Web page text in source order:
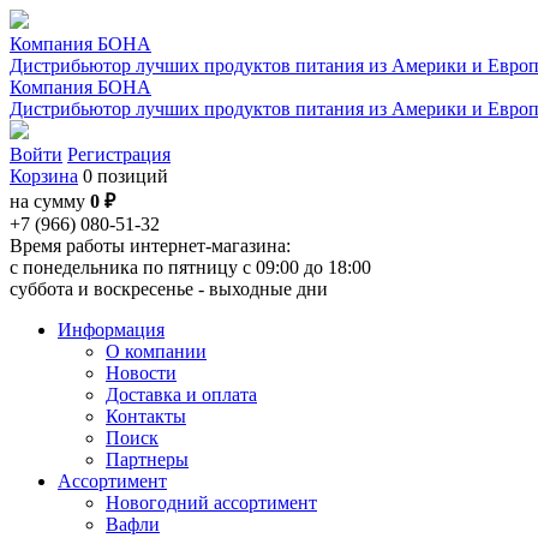
Компания БОНА
Дистрибьютор лучших продуктов питания из Америки и
Компания БОНА
Дистрибьютор лучших продуктов питания из Америки и
Войти Регистрация
Корзина 0 позиций
на сумму 0 ₽
+7 (966) 080-51-32
Время работы интернет-магазина:
с понедельника по пятницу с 09:00 до 18:00
суббота и воскресенье - выходные дни
Информация
О компании
Новости
Доставка и оплата
Контакты
Поиск
Партнеры
Ассортимент
Новогодний ассортимент
Вафли